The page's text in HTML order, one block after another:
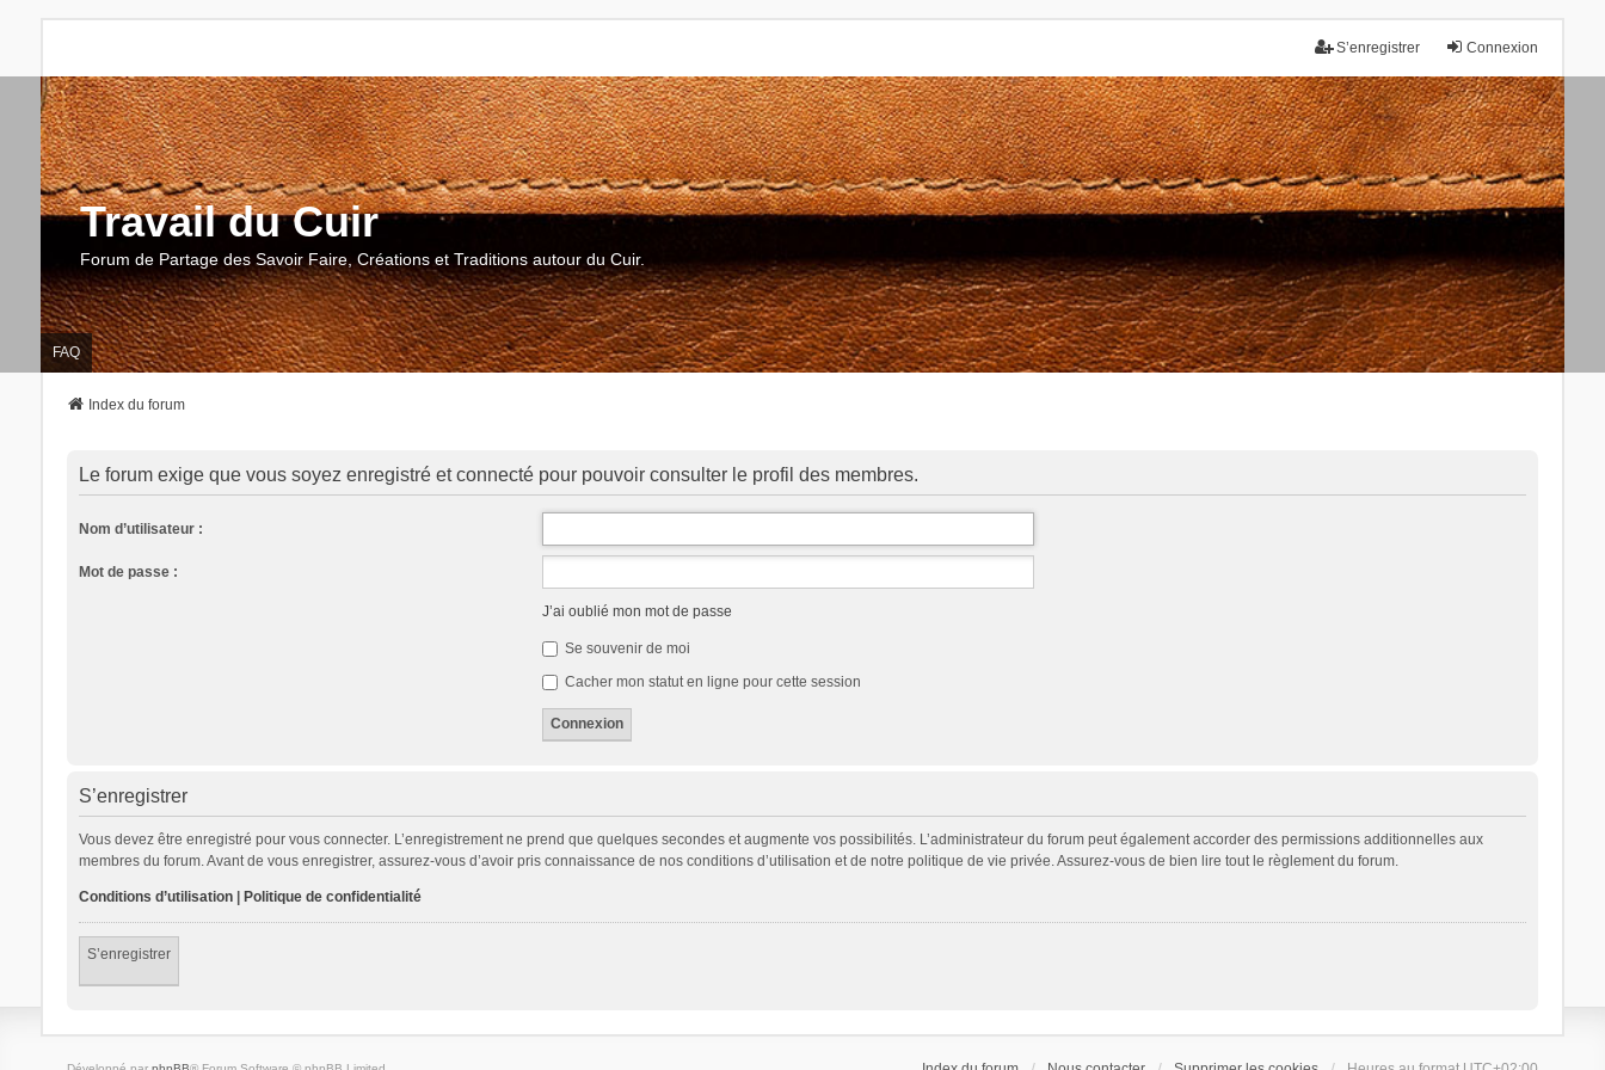
Connexion
S’enregistrer
Travail du Cuir
Forum de Partage des Savoir Faire, Créations et Traditions autour du Cuir.
FAQ
Index du forum
Le forum exige que vous soyez enregistré et connecté pour pouvoir consulter le profil des membres.
Nom d’utilisateur :
Mot de passe :
J’ai oublié mon mot de passe
Se souvenir de moi
Cacher mon statut en ligne pour cette session
S’enregistrer
Vous devez être enregistré pour vous connecter. L’enregistrement ne prend que quelques secondes et augmente vos possibilités. L’administrateur du forum peut également accorder des permissions additionnelles aux
membres du forum. Avant de vous enregistrer, assurez-vous d’avoir pris connaissance de nos conditions d’utilisation et de notre politique de vie privée. Assurez-vous de bien lire tout le règlement du forum.
Conditions d’utilisation| Politique de confidentialité
S’enregistrer